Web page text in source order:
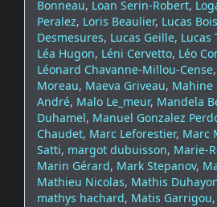
Bonneau, Loan Serin-Robert,
Peralez, Loris Beaulier, Lucas
Desmesures, Lucas Geille, Lucas
Léa Hugon, Léni Cervetto, Léo
Léonard Chavanne-Millou-Cense,
Moreau, Maeva Griveau, Mahine
André, Malo Le_meur, Mandela
Duhamel, Manuel Gonzalez
Chaudet, Marc Leforestier, Marc
Satti, margot dubuisson, Marie-
Marin Gérard, Mark Stepanov,
Mathieu Nicolas, Mathis
mathys hachard, Matis Garrigou,